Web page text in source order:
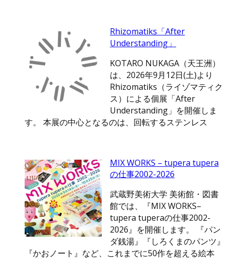
Rhizomatiks「After
Understanding」
KOTARO NUKAGA（天王洲）
は、2026年9月12日(土)より
Rhizomatiks（ライゾマティク
ス）による個展「After
Understanding」を開催しま
す。 本展の中心となるのは、回転するステンレス
MIX WORKS – tupera tupera
の仕事2002-2026
武蔵野美術大学 美術館・図書
館では、『MIX WORKS–
tupera tuperaの仕事2002-
2026』を開催します。 『パン
ダ銭湯』『しろくまのパンツ』
『かおノート』など、これまでに50作を超える絵本